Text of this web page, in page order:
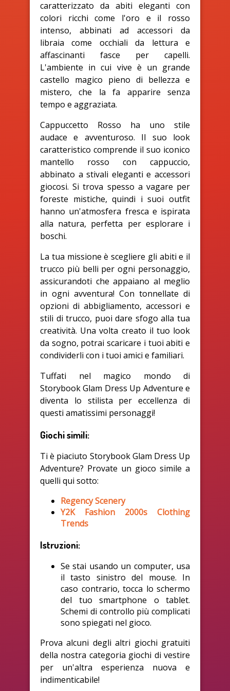
caratterizzato da abiti eleganti con
colori ricchi come l'oro e il rosso
intenso, abbinati ad accessori da
libraia come occhiali da lettura e
affascinanti fasce per capelli.
L'ambiente in cui vive è un grande
castello magico pieno di bellezza e
mistero, che la fa apparire senza
tempo e aggraziata.
Cappuccetto Rosso ha uno stile
audace e avventuroso. Il suo look
caratteristico comprende il suo iconico
mantello rosso con cappuccio,
abbinato a stivali eleganti e accessori
giocosi. Si trova spesso a vagare per
foreste mistiche, quindi i suoi outfit
hanno un'atmosfera fresca e ispirata
alla natura, perfetta per esplorare i
boschi.
La tua missione è scegliere gli abiti e il
trucco più belli per ogni personaggio,
assicurandoti che appaiano al meglio
in ogni avventura! Con tonnellate di
opzioni di abbigliamento, accessori e
stili di trucco, puoi dare sfogo alla tua
creatività. Una volta creato il tuo look
da sogno, potrai scaricare i tuoi abiti e
condividerli con i tuoi amici e familiari.
Tuffati nel magico mondo di
Storybook Glam Dress Up Adventure e
diventa lo stilista per eccellenza di
questi amatissimi personaggi!
Giochi simili:
Ti è piaciuto Storybook Glam Dress Up
Adventure? Provate un gioco simile a
quelli qui sotto:
Regency Scenery
Y2K Fashion 2000s Clothing
Trends
Istruzioni:
Se stai usando un computer, usa
il tasto sinistro del mouse. In
caso contrario, tocca lo schermo
del tuo smartphone o tablet.
Schemi di controllo più complicati
sono spiegati nel gioco.
Prova alcuni degli altri giochi gratuiti
della nostra categoria giochi di vestire
per un'altra esperienza nuova e
indimenticabile!